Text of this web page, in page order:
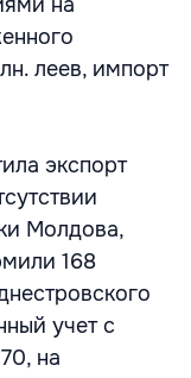
леев, импорт
экспорт
Молдова,
168
учет с
на